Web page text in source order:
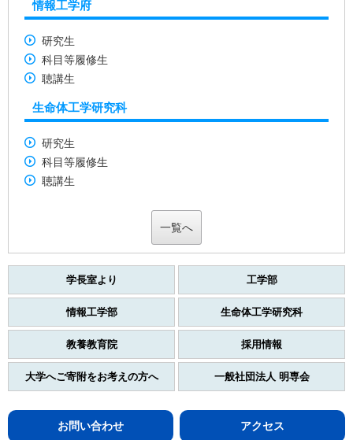
情報工学府
研究生
科目等履修生
聴講生
生命体工学研究科
研究生
科目等履修生
聴講生
一覧へ
学長室より 工学部
情報工学部 生命体工学研究科
教養教育院 採用情報
大学へご寄附をお考えの方へ 一般社団法人 明専会
アクセス
お問い合わせ